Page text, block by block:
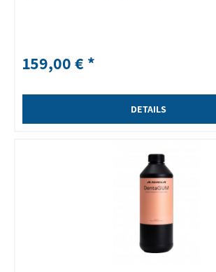
159,00 € *
DETAILS